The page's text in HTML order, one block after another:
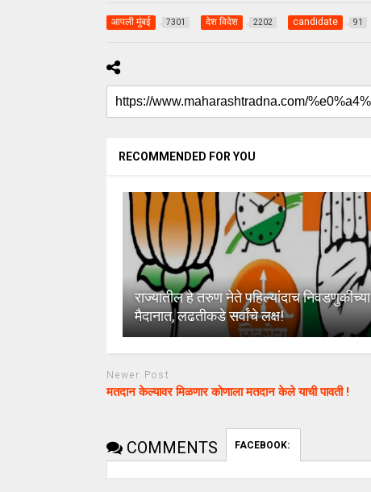
आपली मुंबई 7301 देश विदेश 2202 candidate 91
RECOMMENDED FOR YOU
राज्यातील हे तरुण नेते पहिल्यांदाच निवडणुकीच्या
मैदानात, लढतीकडे सर्वांचे लक्ष!
Newer Post
मतदान केल्यावर मिळणार कोणाला मतदान केले याची पावती !
COMMENTS FACEBOOK: